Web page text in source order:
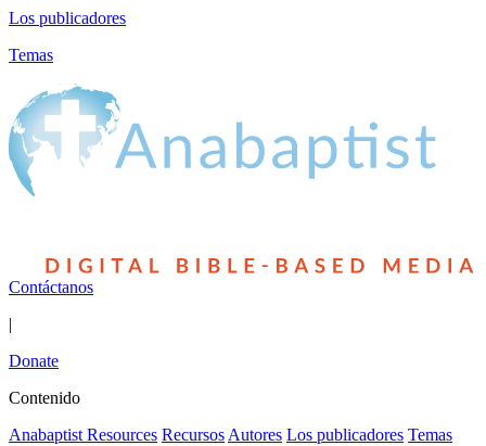
Los publicadores
Temas
Contáctanos
|
Donate
Contenido
Anabaptist Resources Recursos Autores Los publicadores Temas